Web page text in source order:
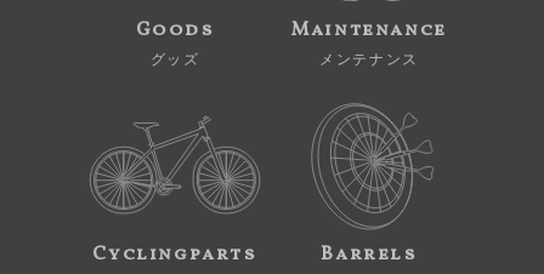
Goods
グッズ
Maintenance
メンテナンス
Cyclingparts Barrels